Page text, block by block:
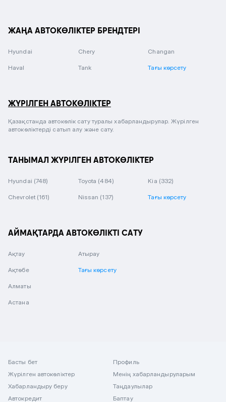
ЖАҢА АВТОКӨЛІКТЕР БРЕНДТЕРІ
Hyundai Chery Changan
Haval Tank Тағы көрсету
ЖҮРІЛГЕН АВТОКӨЛІКТЕР
Қазақстанда автокөлік сату туралы хабарландырулар. Жүрілген
автокөліктерді сатып алу және сату.
ТАНЫМАЛ ЖҮРІЛГЕН АВТОКӨЛІКТЕР
Hyundai (748) Toyota (484) Kia (332)
Chevrolet (161) Nissan (137) Тағы көрсету
АЙМАҚТАРДА АВТОКӨЛІКТІ САТУ
Ақтау
Ақтөбе
Алматы
Астана
Атырау
Тағы көрсету
Басты бет
Жүрілген автокөліктер
Хабарландыру беру
Автокредит
Профиль
Менің хабарландыруларым
Таңдаулылар
Баптау